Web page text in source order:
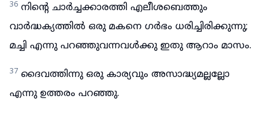
36 നിന്റെ ചാർച്ചക്കാരത്തി എലീശബെത്തും
വാർദ്ധക്യത്തിൽ ഒരു മകനെ ഗർഭം ധരിച്ചിരിക്കുന്നു;
മച്ചി എന്നു പറഞ്ഞുവന്നവൾക്കു ഇതു ആറാം മാസം.
37 ദൈവത്തിന്നു ഒരു കാര്യവും അസാദ്ധ്യമല്ലല്ലോ
എന്നു ഉത്തരം പറഞ്ഞു.